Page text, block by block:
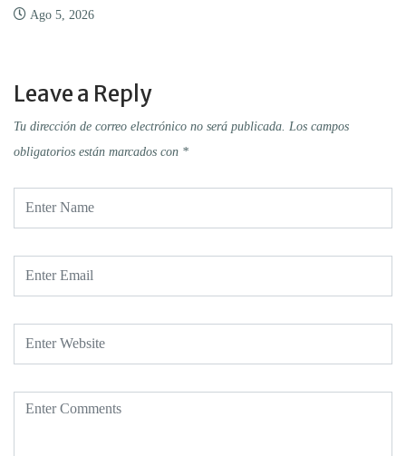
Ago 5, 2026
Leave a Reply
Tu dirección de correo electrónico no será publicada. Los campos
obligatorios están marcados con *